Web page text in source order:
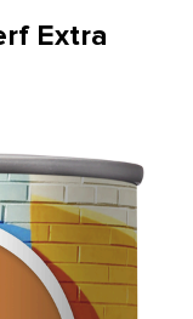
Extra